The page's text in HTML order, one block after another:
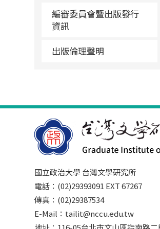
編審委員會暨出版發行
資訊
出版倫理聲明
國立政治大學 台灣文學研究所
電話：(02)29393091 EXT 67267
傳真：(02)29387534
E-Mail：tailit@nccu.edu.tw